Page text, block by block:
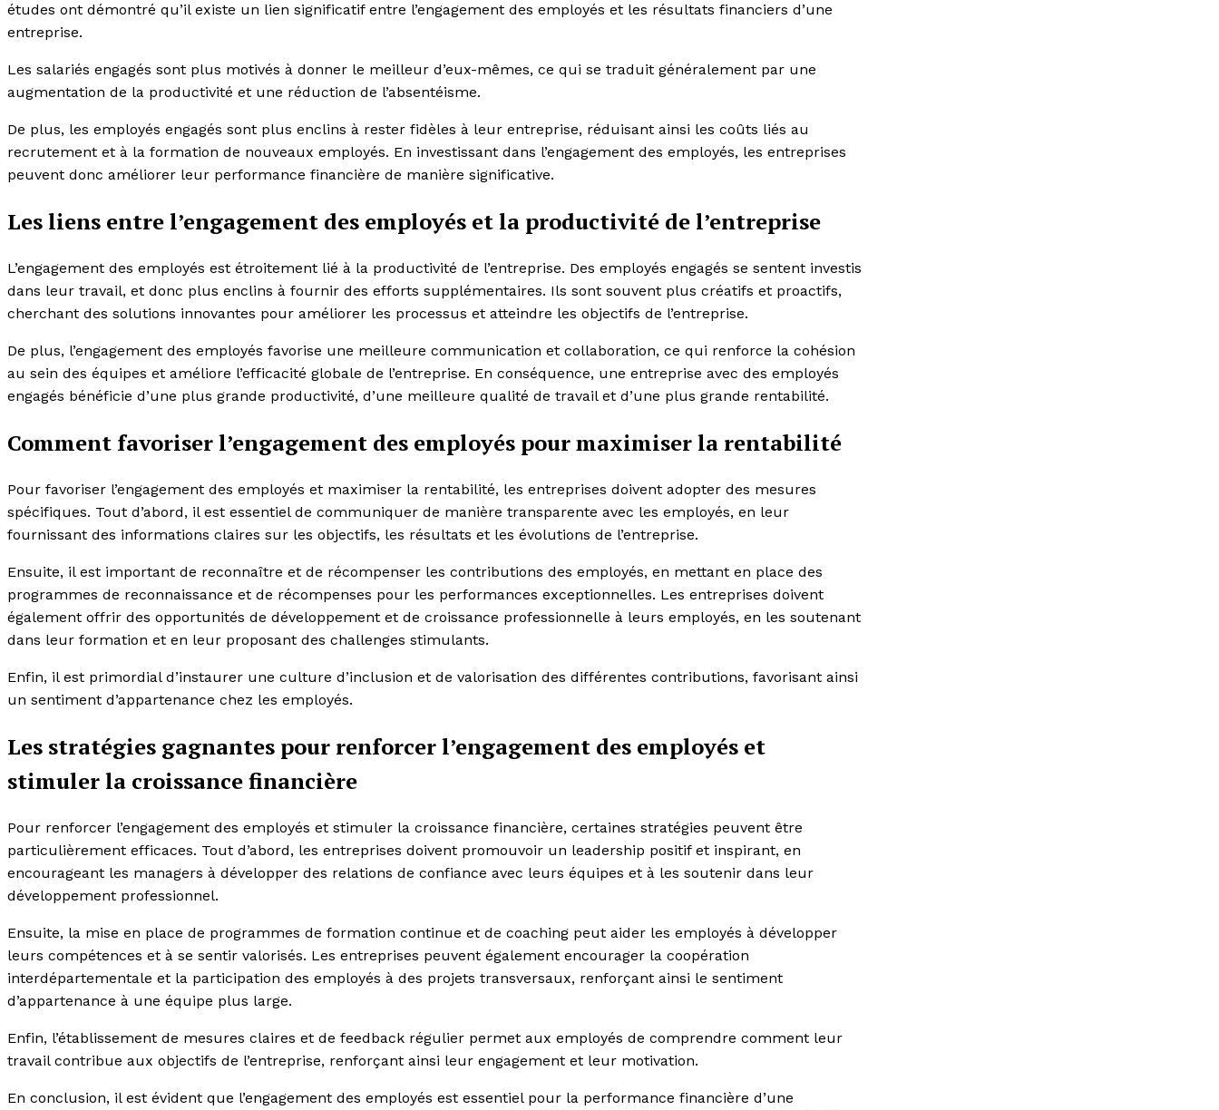
études ont démontré qu’il existe un lien significatif entre l’engagement des employés et les résultats financiers d’une
entreprise.
Les salariés engagés sont plus motivés à donner le meilleur d’eux-mêmes, ce qui se traduit généralement par une
augmentation de la productivité et une réduction de l’absentéisme.
De plus, les employés engagés sont plus enclins à rester fidèles à leur entreprise, réduisant ainsi les coûts liés au
recrutement et à la formation de nouveaux employés. En investissant dans l’engagement des employés, les entreprises
peuvent donc améliorer leur performance financière de manière significative.
Les liens entre l’engagement des employés et la productivité de l’entreprise
L’engagement des employés est étroitement lié à la productivité de l’entreprise. Des employés engagés se sentent investis
dans leur travail, et donc plus enclins à fournir des efforts supplémentaires. Ils sont souvent plus créatifs et proactifs,
cherchant des solutions innovantes pour améliorer les processus et atteindre les objectifs de l’entreprise.
De plus, l’engagement des employés favorise une meilleure communication et collaboration, ce qui renforce la cohésion
au sein des équipes et améliore l’efficacité globale de l’entreprise. En conséquence, une entreprise avec des employés
engagés bénéficie d’une plus grande productivité, d’une meilleure qualité de travail et d’une plus grande rentabilité.
Comment favoriser l’engagement des employés pour maximiser la rentabilité
Pour favoriser l’engagement des employés et maximiser la rentabilité, les entreprises doivent adopter des mesures
spécifiques. Tout d’abord, il est essentiel de communiquer de manière transparente avec les employés, en leur
fournissant des informations claires sur les objectifs, les résultats et les évolutions de l’entreprise.
Ensuite, il est important de reconnaître et de récompenser les contributions des employés, en mettant en place des
programmes de reconnaissance et de récompenses pour les performances exceptionnelles. Les entreprises doivent
également offrir des opportunités de développement et de croissance professionnelle à leurs employés, en les soutenant
dans leur formation et en leur proposant des challenges stimulants.
Enfin, il est primordial d’instaurer une culture d’inclusion et de valorisation des différentes contributions, favorisant ainsi
un sentiment d’appartenance chez les employés.
Les stratégies gagnantes pour renforcer l’engagement des employés et
stimuler la croissance financière
Pour renforcer l’engagement des employés et stimuler la croissance financière, certaines stratégies peuvent être
particulièrement efficaces. Tout d’abord, les entreprises doivent promouvoir un leadership positif et inspirant, en
encourageant les managers à développer des relations de confiance avec leurs équipes et à les soutenir dans leur
développement professionnel.
Ensuite, la mise en place de programmes de formation continue et de coaching peut aider les employés à développer
leurs compétences et à se sentir valorisés. Les entreprises peuvent également encourager la coopération
interdépartementale et la participation des employés à des projets transversaux, renforçant ainsi le sentiment
d’appartenance à une équipe plus large.
Enfin, l’établissement de mesures claires et de feedback régulier permet aux employés de comprendre comment leur
travail contribue aux objectifs de l’entreprise, renforçant ainsi leur engagement et leur motivation.
En conclusion, il est évident que l’engagement des employés est essentiel pour la performance financière d’une